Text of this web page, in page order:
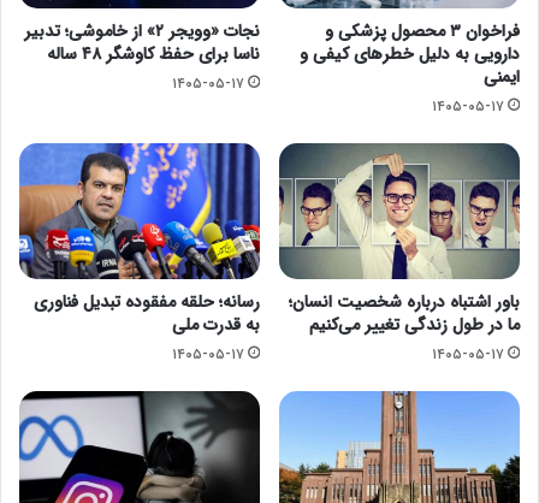
فراخوان ۳ محصول پزشکی و
دارویی به دلیل خطرهای کیفی و
ایمنی
۱۴۰۵-۰۵-۱۷
نجات «وویجر ۲» از خاموشی؛ تدبیر
ناسا برای حفظ کاوشگر ۴۸ ساله
۱۴۰۵-۰۵-۱۷
باور اشتباه درباره شخصیت انسان؛
ما در طول زندگی تغییر می‌کنیم
۱۴۰۵-۰۵-۱۷
رسانه؛ حلقه مفقوده تبدیل فناوری
به قدرت ملی
۱۴۰۵-۰۵-۱۷